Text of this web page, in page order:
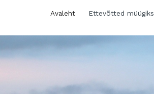
Avaleht Ettevõtted müügiks